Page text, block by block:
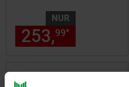
NUR
253,99*